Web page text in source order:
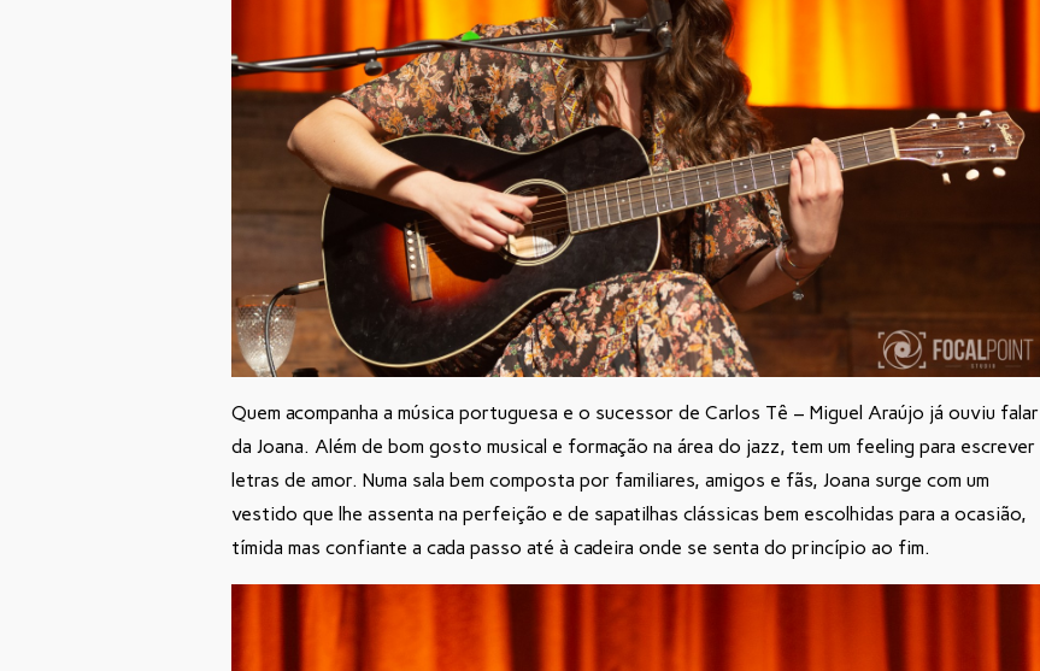
Quem acompanha a música portuguesa e o sucessor de Carlos Tê – Miguel Araújo já ouviu falar
da Joana. Além de bom gosto musical e formação na área do jazz, tem um feeling para escrever
letras de amor. Numa sala bem composta por familiares, amigos e fãs, Joana surge com um
vestido que lhe assenta na perfeição e de sapatilhas clássicas bem escolhidas para a ocasião,
tímida mas confiante a cada passo até à cadeira onde se senta do princípio ao fim.